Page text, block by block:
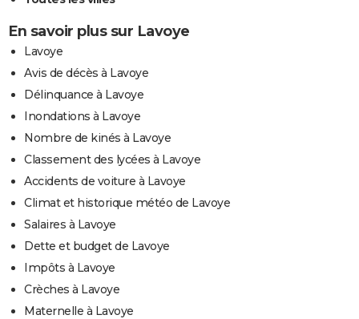
En savoir plus sur Lavoye
Lavoye
Avis de décès à Lavoye
Délinquance à Lavoye
Inondations à Lavoye
Nombre de kinés à Lavoye
Classement des lycées à Lavoye
Accidents de voiture à Lavoye
Climat et historique météo de Lavoye
Salaires à Lavoye
Dette et budget de Lavoye
Impôts à Lavoye
Crèches à Lavoye
Maternelle à Lavoye